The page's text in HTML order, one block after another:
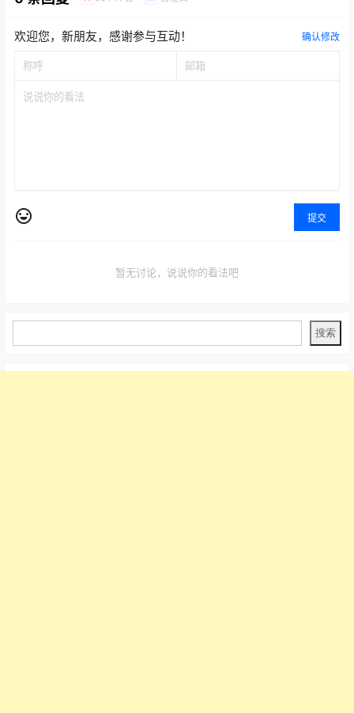
欢迎您，新朋友，感谢参与互动！ 确认修改
提交
暂无讨论，说说你的看法吧